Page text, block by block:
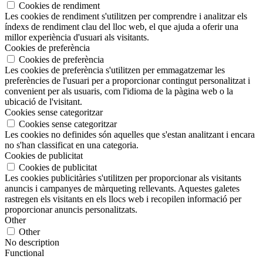
Cookies de rendiment
Les cookies de rendiment s'utilitzen per comprendre i analitzar els
índexs de rendiment clau del lloc web, el que ajuda a oferir una
millor experiència d'usuari als visitants.
Cookies de preferència
Cookies de preferència
Les cookies de preferència s'utilitzen per emmagatzemar les
preferències de l'usuari per a proporcionar contingut personalitzat i
convenient per als usuaris, com l'idioma de la pàgina web o la
ubicació de l'visitant.
Cookies sense categoritzar
Cookies sense categoritzar
Les cookies no definides són aquelles que s'estan analitzant i encara
no s'han classificat en una categoria.
Cookies de publicitat
Cookies de publicitat
Les cookies publicitàries s'utilitzen per proporcionar als visitants
anuncis i campanyes de màrqueting rellevants. Aquestes galetes
rastregen els visitants en els llocs web i recopilen informació per
proporcionar anuncis personalitzats.
Other
Other
No description
Functional